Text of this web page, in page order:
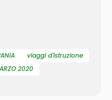
viaggi d'istruzione
2020